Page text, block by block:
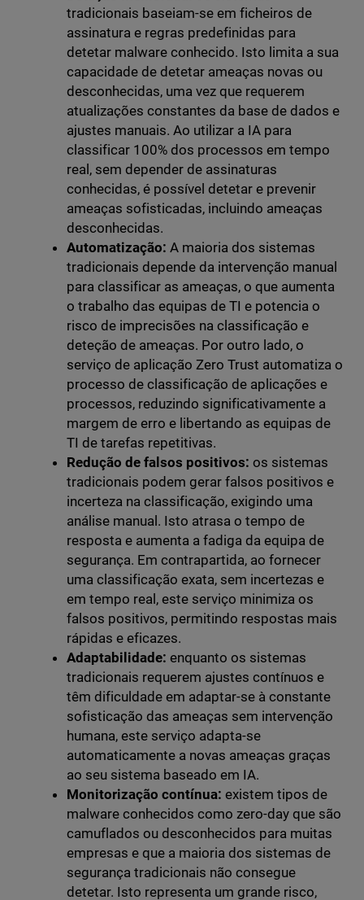
tradicionais baseiam-se em ficheiros de
assinatura e regras predefinidas para
detetar malware conhecido. Isto limita a sua
capacidade de detetar ameaças novas ou
desconhecidas, uma vez que requerem
atualizações constantes da base de dados e
ajustes manuais. Ao utilizar a IA para
classificar 100% dos processos em tempo
real, sem depender de assinaturas
conhecidas, é possível detetar e prevenir
ameaças sofisticadas, incluindo ameaças
desconhecidas.
Automatização: A maioria dos sistemas
tradicionais depende da intervenção manual
para classificar as ameaças, o que aumenta
o trabalho das equipas de TI e potencia o
risco de imprecisões na classificação e
deteção de ameaças. Por outro lado, o
serviço de aplicação Zero Trust automatiza o
processo de classificação de aplicações e
processos, reduzindo significativamente a
margem de erro e libertando as equipas de
TI de tarefas repetitivas.
Redução de falsos positivos: os sistemas
tradicionais podem gerar falsos positivos e
incerteza na classificação, exigindo uma
análise manual. Isto atrasa o tempo de
resposta e aumenta a fadiga da equipa de
segurança. Em contrapartida, ao fornecer
uma classificação exata, sem incertezas e
em tempo real, este serviço minimiza os
falsos positivos, permitindo respostas mais
rápidas e eficazes.
Adaptabilidade: enquanto os sistemas
tradicionais requerem ajustes contínuos e
têm dificuldade em adaptar-se à constante
sofisticação das ameaças sem intervenção
humana, este serviço adapta-se
automaticamente a novas ameaças graças
ao seu sistema baseado em IA.
Monitorização contínua: existem tipos de
malware conhecidos como zero-day que são
camuflados ou desconhecidos para muitas
empresas e que a maioria dos sistemas de
segurança tradicionais não consegue
detetar. Isto representa um grande risco,